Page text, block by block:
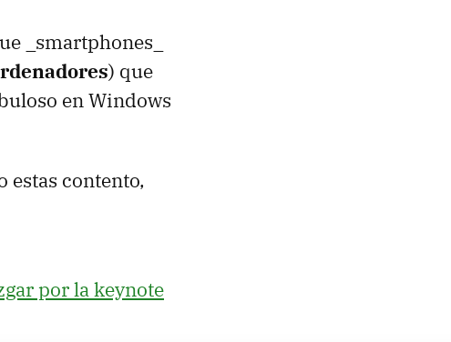
_smartphones_
) que
en Windows
estas contento,
por la keynote